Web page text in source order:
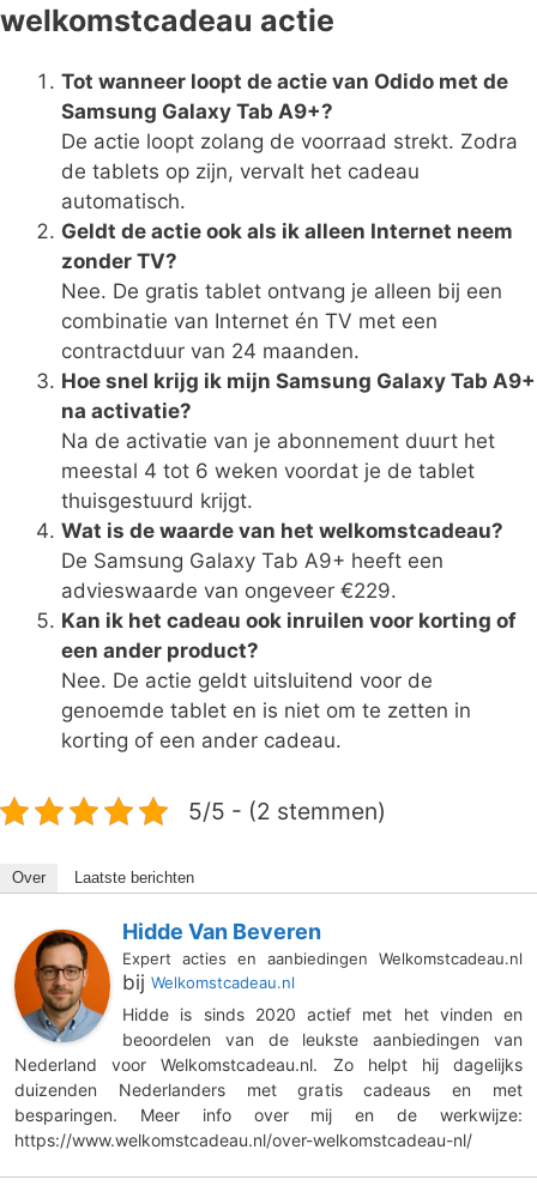
welkomstcadeau actie
Tot wanneer loopt de actie van Odido met de
Samsung Galaxy Tab A9+?
De actie loopt zolang de voorraad strekt. Zodra
de tablets op zijn, vervalt het cadeau
automatisch.
Geldt de actie ook als ik alleen Internet neem
zonder TV?
Nee. De gratis tablet ontvang je alleen bij een
combinatie van Internet én TV met een
contractduur van 24 maanden.
Hoe snel krijg ik mijn Samsung Galaxy Tab A9+
na activatie?
Na de activatie van je abonnement duurt het
meestal 4 tot 6 weken voordat je de tablet
thuisgestuurd krijgt.
Wat is de waarde van het welkomstcadeau?
De Samsung Galaxy Tab A9+ heeft een
advieswaarde van ongeveer €229.
Kan ik het cadeau ook inruilen voor korting of
een ander product?
Nee. De actie geldt uitsluitend voor de
genoemde tablet en is niet om te zetten in
korting of een ander cadeau.
5/5 - (2 stemmen)
Over Laatste berichten
Hidde Van Beveren
Expert acties en aanbiedingen Welkomstcadeau.nl
bij Welkomstcadeau.nl
Hidde is sinds 2020 actief met het vinden en
beoordelen van de leukste aanbiedingen van
Nederland voor Welkomstcadeau.nl. Zo helpt hij dagelijks
duizenden Nederlanders met gratis cadeaus en met
besparingen. Meer info over mij en de werkwijze:
https://www.welkomstcadeau.nl/over-welkomstcadeau-nl/